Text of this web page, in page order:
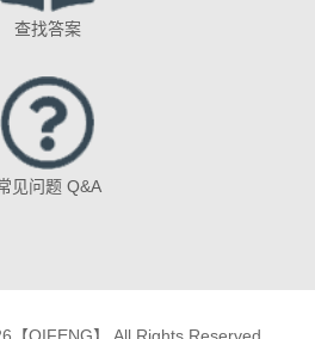
查找答案
见问题 Q&A